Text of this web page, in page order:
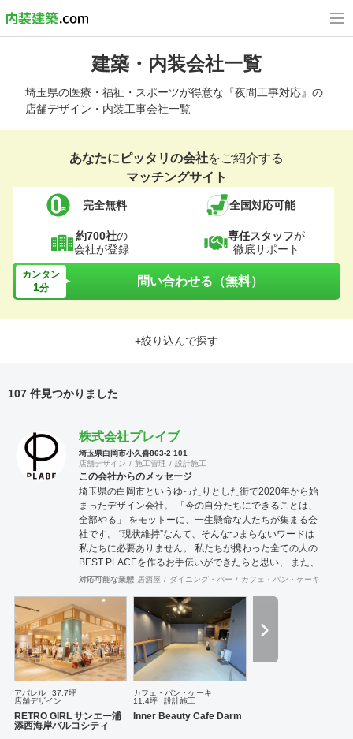
建築・内装会社一覧
埼玉県の医療・福祉・スポーツが得意な『夜間工事対応』の
店舗デザイン・内装工事会社一覧
あなたにピッタリの会社をご紹介する
マッチングサイト
完全無料 全国対応可能
約700社の
会社が登録
専任スタッフが
徹底サポート
カンタン
1分 問い合わせる（無料）
+絞り込んで探す
107 件見つかりました
株式会社プレイブ
埼玉県白岡市小久喜863-2 101
店舗デザイン
施工管理 設計施工
この会社からのメッセージ
埼玉県の白岡市というゆったりとした街で2020年から始
まったデザイン会社。 「今の自分たちにできることは、
全部やる」 をモットーに、一生懸命な人たちが集まる会
社です。 “現状維持”なんて、そんなつまらないワードは
私たちに必要ありません。 私たちが携わった全ての人の
BEST PLACEを作るお手伝いができたらと思い、 また、
それをいつも忘れないためにもPLABE-プレイブ-という
具製作、印刷物・WEBサイト制作などデザインできるも
の全てお任せください。
対応可能な業態 居酒屋 ダイニング・バー カフェ・パン・ケーキ
アパレル
37.7坪
店舗デザイン
RETRO GIRL サンエー浦
添西海岸パルコシティ
カフェ・パン・ケーキ
11.4坪
設計施工
Inner Beauty Cafe Darm